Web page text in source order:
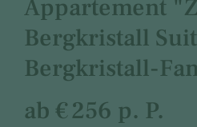
Appartement
Bergkristall
Bergkristall-
ab € 256 p. P.